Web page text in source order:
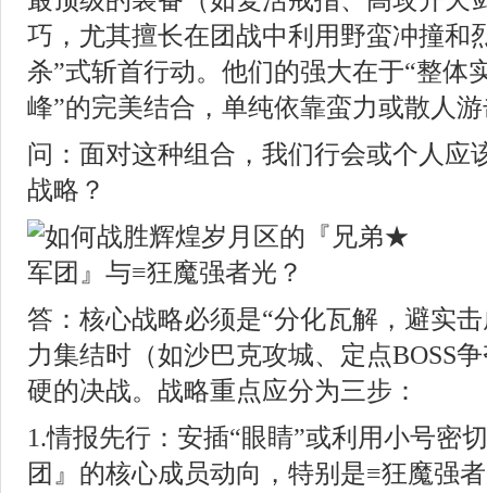
巧，尤其擅长在团战中利用野蛮冲撞和
杀”式斩首行动。他们的强大在于“整体
峰”的完美结合，单纯依靠蛮力或散人
问：面对这种组合，我们行会或个人应
战略？
答：核心战略必须是“分化瓦解，避实
力集结时（如沙巴克攻城、定点BOSS
硬的决战。战略重点应分为三步：
1.情报先行：安插“眼睛”或利用小号密
团』的核心成员动向，特别是≡狂魔强